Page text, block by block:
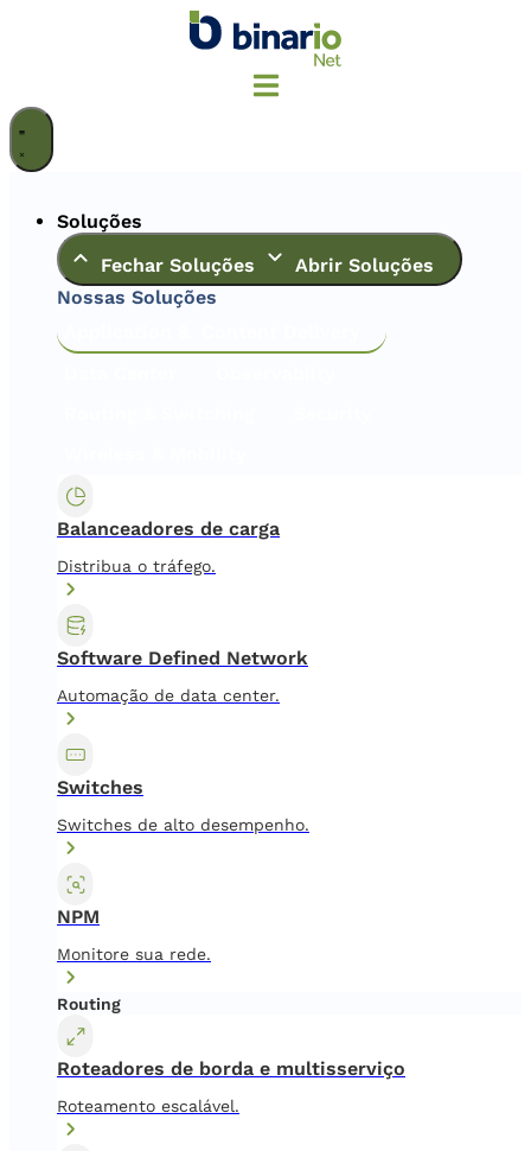
Soluções
Fechar Soluções
Abrir Soluções
Nossas Soluções
Balanceadores de carga
Distribua o tráfego.
Software Defined Network
Automação de data center.
Switches
Switches de alto desempenho.
NPM
Monitore sua rede.
Routing
Roteadores de borda e multisserviço
Roteamento escalável.